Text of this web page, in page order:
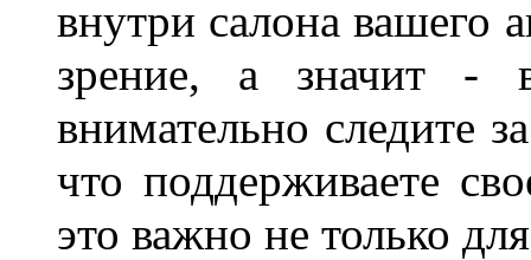
внутри салона вашего
зрение, а значит -
внимательно следите
что поддерживаете
это важно не только